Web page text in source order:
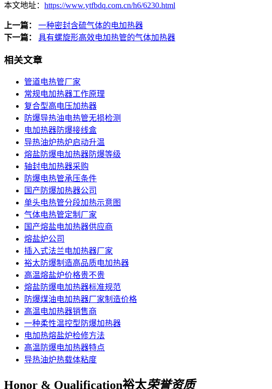
本文地址： https://www.ytfbdq.com.cn/h6/6230.html
上一篇：
一种密封含硫气体的电加热器
下一篇：
具有螺旋形高效电加热管的气体加热器
相关文章
管道电热管厂家
常规电加热器工作原理
复合型高电压加热器
防爆导热油电热管无损检测
电加热器防爆接线盒
导热油炉热炉启动升温
熔盐防爆电加热器防爆等级
轴封电加热器采购
防爆电热管承压条件
国产防爆加热器公司
单头电热管分段加热示意图
气体电热管定制厂家
国产熔盐电加热器供应商
熔盐炉公司
插入式法兰电加热器厂家
裕太防爆制造高品质电加热器
高温熔盐炉价格贵不贵
熔盐防爆电加热器标准规范
防爆煤油电加热器厂家制造价格
高温电加热器销售商
一种柔性温控型防爆加热器
电加热熔盐炉检修方法
高温防爆电加热器特点
导热油炉热载体粘度
Honor & Qualification裕太荣誉资质